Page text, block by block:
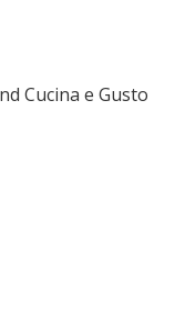
Cucina e Gusto